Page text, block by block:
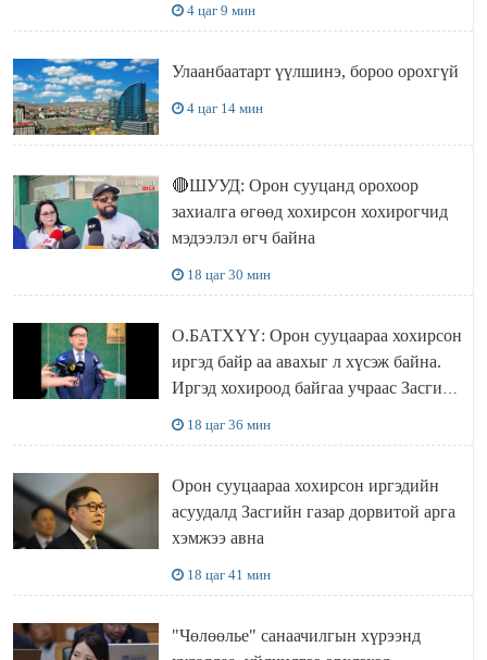
4 цаг 9 мин
Улаанбаатарт үүлшинэ, бороо орохгүй
4 цаг 14 мин
🔴ШУУД: Орон сууцанд орохоор
захиалга өгөөд хохирсон хохирогчид
мэдээлэл өгч байна
18 цаг 30 мин
О.БАТХҮҮ: Орон сууцаараа хохирсон
иргэд байр аа авахыг л хүсэж байна.
Иргэд хохироод байгаа учраас Засгийн
18 цаг 36 мин
Орон сууцаараа хохирсон иргэдийн
асуудалд Засгийн газар дорвитой арга
хэмжээ авна
18 цаг 41 мин
"Чөлөөлье" санаачилгын хүрээнд